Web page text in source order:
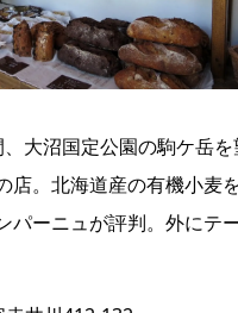
大沼国定公園の駒ケ岳
店。北海道産の有機小麦
パーニュが評判。外にテ